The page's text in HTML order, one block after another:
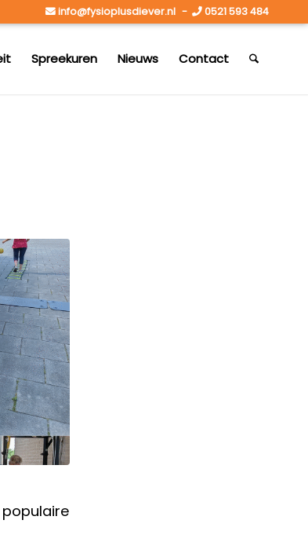
info@fysioplusdiever.nl - 0521 593 484
Spreekuren Nieuws Contact